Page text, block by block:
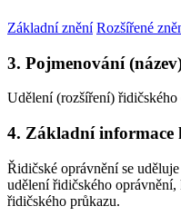
Základní znění Rozšířené
3. Pojmenování
Udělení (rozšíření) řidičského
4. Základní informace
Řidičské oprávnění se
udělení řidičského
řidičského průkazu.